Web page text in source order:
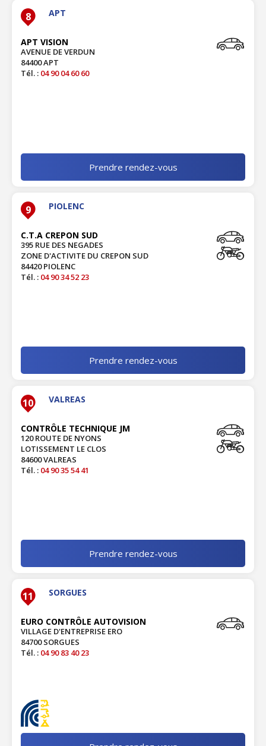
8 APT
APT VISION
AVENUE DE VERDUN
84400 APT
Tél. : 04 90 04 60 60
Prendre rendez-vous
9 PIOLENC
C.T.A CREPON SUD
395 RUE DES NEGADES
ZONE D'ACTIVITE DU CREPON SUD
84420 PIOLENC
Tél. : 04 90 34 52 23
Prendre rendez-vous
10 VALREAS
CONTRÔLE TECHNIQUE JM
120 ROUTE DE NYONS
LOTISSEMENT LE CLOS
84600 VALREAS
Tél. : 04 90 35 54 41
Prendre rendez-vous
11 SORGUES
EURO CONTRÔLE AUTOVISION
VILLAGE D'ENTREPRISE ERO
84700 SORGUES
Tél. : 04 90 83 40 23